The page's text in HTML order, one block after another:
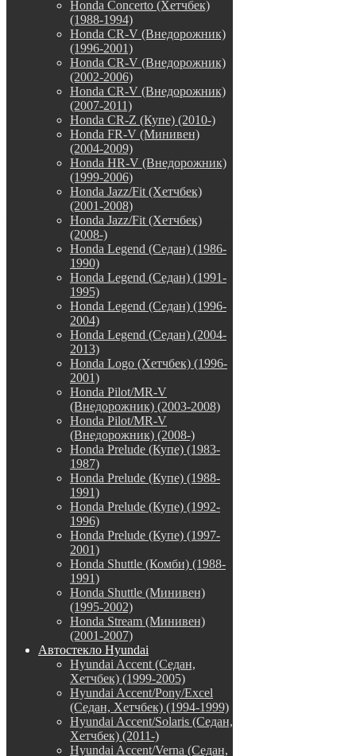
Honda Concerto (Хетчбек)
(1988-1994)
Honda CR-V (Внедорожник)
(1996-2001)
Honda CR-V (Внедорожник)
(2002-2006)
Honda CR-V (Внедорожник)
(2007-2011)
Honda CR-Z (Купе) (2010-)
Honda FR-V (Минивен)
(2004-2009)
Honda HR-V (Внедорожник)
(1999-2006)
Honda Jazz/Fit (Хетчбек)
(2001-2008)
Honda Jazz/Fit (Хетчбек)
(2008-)
Honda Legend (Седан) (1986-
1990)
Honda Legend (Седан) (1991-
1995)
Honda Legend (Седан) (1996-
2004)
Honda Legend (Седан) (2004-
2013)
Honda Logo (Хетчбек) (1996-
2001)
Honda Pilot/MR-V
(Внедорожник) (2003-2008)
Honda Pilot/MR-V
(Внедорожник) (2008-)
Honda Prelude (Купе) (1983-
1987)
Honda Prelude (Купе) (1988-
1991)
Honda Prelude (Купе) (1992-
1996)
Honda Prelude (Купе) (1997-
2001)
Honda Shuttle (Комби) (1988-
1991)
Honda Shuttle (Минивен)
(1995-2002)
Honda Stream (Минивен)
(2001-2007)
Автостекло Hyundai
Hyundai Accent (Седан,
Хетчбек) (1999-2005)
Hyundai Accent/Pony/Excel
(Седан, Хетчбек) (1994-1999)
Hyundai Accent/Solaris (Седан,
Хетчбек) (2011-)
Hyundai Accent/Verna (Седан,